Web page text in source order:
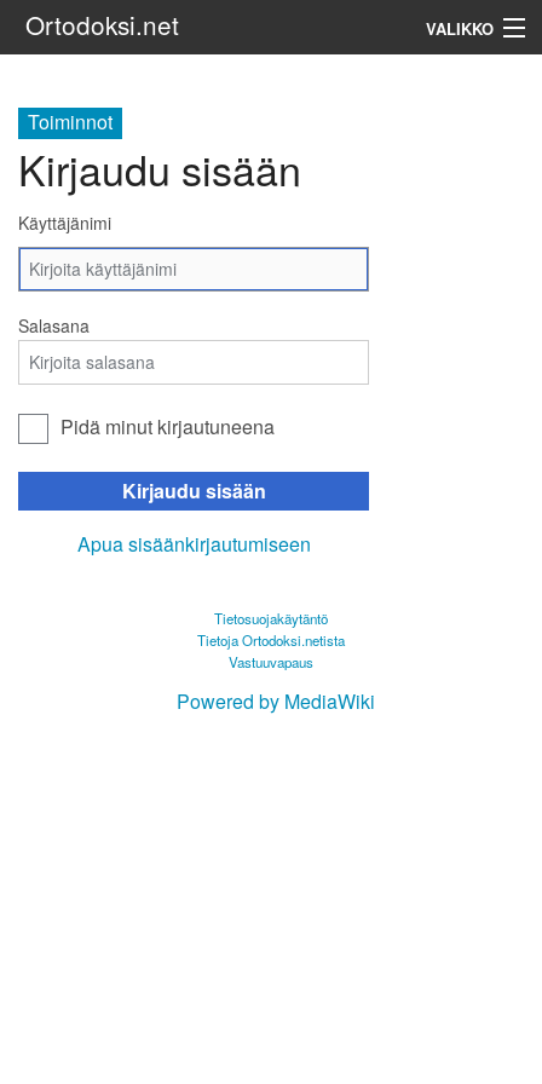
Ortodoksi.net VALIKKO
Toiminnot
Kirjaudu sisään
Käyttäjänimi
Salasana
Pidä minut kirjautuneena
Kirjaudu sisään
Apua sisäänkirjautumiseen
Tietosuojakäytäntö
Tietoja Ortodoksi.netista
Vastuuvapaus
Powered by MediaWiki